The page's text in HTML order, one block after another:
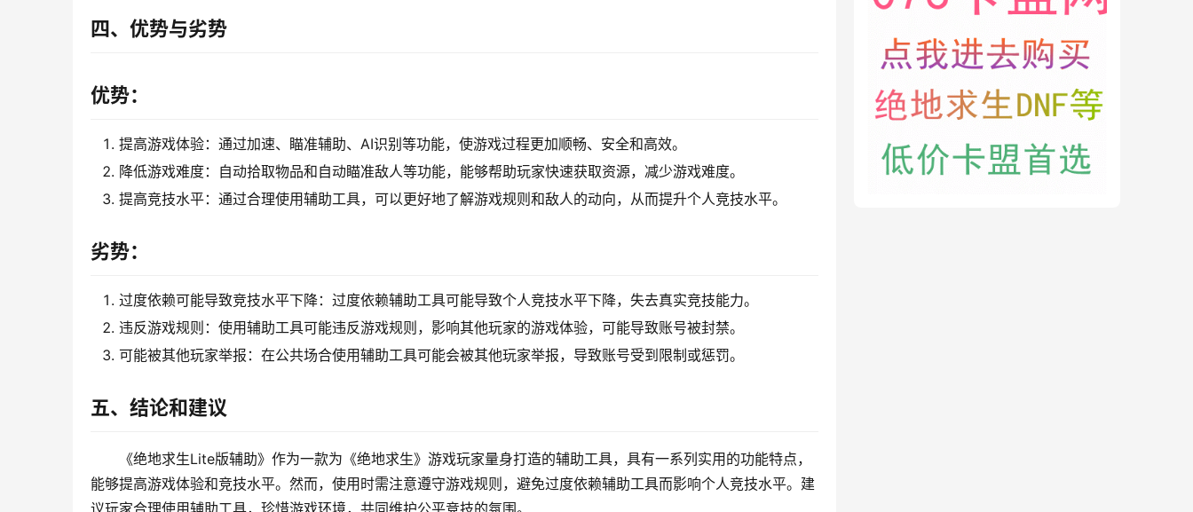
四、优势与劣势
优势：
提高游戏体验：通过加速、瞄准辅助、AI识别等功能，使游戏过程更加顺畅、安全和高效。
降低游戏难度：自动拾取物品和自动瞄准敌人等功能，能够帮助玩家快速获取资源，减少游戏难度。
提高竞技水平：通过合理使用辅助工具，可以更好地了解游戏规则和敌人的动向，从而提升个人竞技水平。
劣势：
过度依赖可能导致竞技水平下降：过度依赖辅助工具可能导致个人竞技水平下降，失去真实竞技能力。
违反游戏规则：使用辅助工具可能违反游戏规则，影响其他玩家的游戏体验，可能导致账号被封禁。
可能被其他玩家举报：在公共场合使用辅助工具可能会被其他玩家举报，导致账号受到限制或惩罚。
五、结论和建议
《绝地求生Lite版辅助》作为一款为《绝地求生》游戏玩家量身打造的辅助工具，具有一系列实用的功能特点，
能够提高游戏体验和竞技水平。然而，使用时需注意遵守游戏规则，避免过度依赖辅助工具而影响个人竞技水平。建